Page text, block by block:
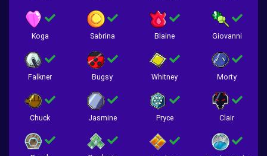
Koga Sabrina Blaine Giovanni
Falkner Bugsy Whitney Morty
Chuck Jasmine Pryce Clair